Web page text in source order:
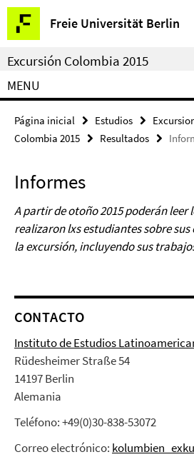
Springe
direkt
zu
Inhalt
Freie Universität Berlin
Herramientas
de
navegación
Excursión Colombia 2015
MENU
Página inicial Estudios
Colombia 2015
Resultados
Informes
A partir de otoño 2015 poderán leer
realizaron lxs estudiantes sobre
la excursión,incluyendo sus
CONTACTO
Instituto de Estudios
Rüdesheimer Straße 54
14197 Berlin
Alemania
Teléfono: +49(0)30-838-53072
Correo electrónico: